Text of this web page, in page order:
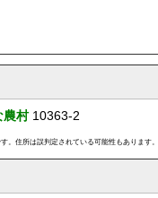
農村10363-2
。住所は誤判定されている可能性もあります